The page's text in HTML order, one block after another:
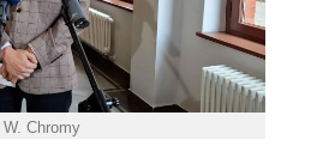
W. Chromy